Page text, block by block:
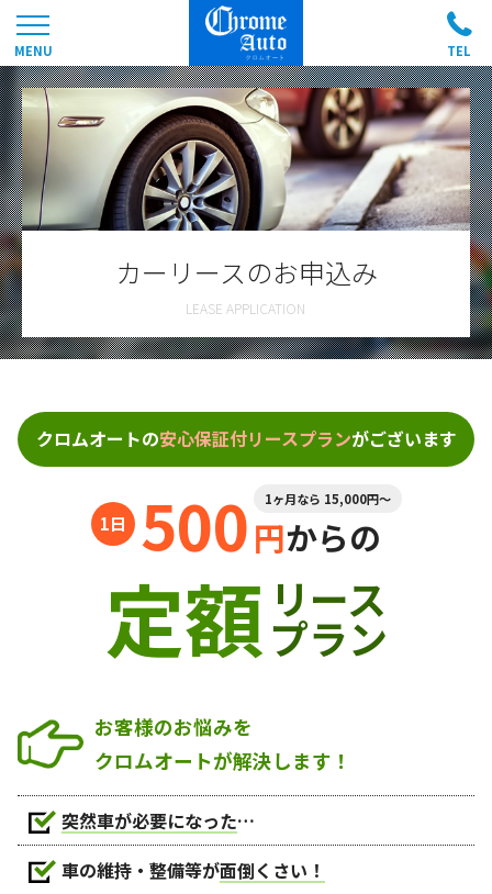
カーリースのお申込み
クロムオートの安心保証付リースプランがございます
500 1ヶ月なら 15,000円～
円からの
定額 リース
プラン
お客様のお悩みを
クロムオートが解決します！
突然車が必要になった…
車の維持・整備等が面倒くさい！